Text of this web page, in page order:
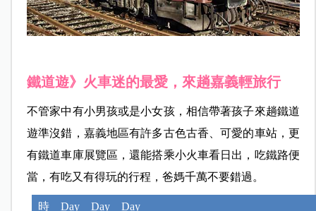
鐵道遊》火車迷的最愛，來趟嘉義輕旅行
不管家中有小男孩或是小女孩，相信帶著孩子來趟鐵道
遊準沒錯，嘉義地區有許多古色古香、可愛的車站，更
有鐵道車庫展覽區，還能搭乘小火車看日出，吃鐵路便
當，有吃又有得玩的行程，爸媽千萬不要錯過。
時
Day
Day
Day